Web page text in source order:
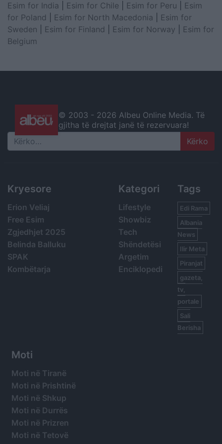
Esim for India
Esim for Chile Esim for Peru
Esim
for Poland
Esim for North Macedonia
Esim for
Sweden
Esim for Finland Esim for Norway
Esim for
Belgium
© 2003 - 2026 Albeu Online Media. Të
gjitha të drejtat janë të rezervuara!
Search
Kryesore
Erion Veliaj
Free Esim
Zgjedhjet 2025
Belinda Balluku
SPAK
Kombëtarja
Kategori
Lifestyle
Showbiz
Tech
Shëndetësi
Argetim
Enciklopedi
Tags
Edi Rama
Albania
News
Ilir Meta
Piranjat
gazeta,
tv,
portale
Sali
Berisha
Moti
Moti në Tiranë
Moti në Prishtinë
Moti në Shkup
Moti në Durrës
Moti në Prizren
Moti në Tetovë